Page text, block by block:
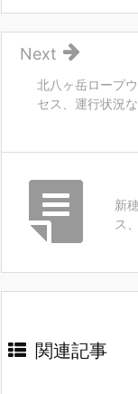
北八ヶ岳ロープ
セス、運行状況
Next
新
ス
関連記事